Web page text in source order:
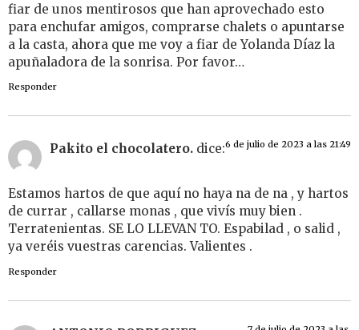
fiar de unos mentirosos que han aprovechado esto
para enchufar amigos, comprarse chalets o apuntarse
a la casta, ahora que me voy a fiar de Yolanda Díaz la
apuñaladora de la sonrisa. Por favor…
Responder
Pakito el chocolatero. dice:6 de julio de 2023 a las 21:49
Estamos hartos de que aquí no haya na de na , y hartos
de currar , callarse monas , que vivís muy bien .
Terratenientas. SE LO LLEVAN TO. Espabilad , o salid ,
ya veréis vuestras carencias. Valientes .
Responder